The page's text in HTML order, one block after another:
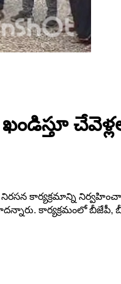
కార్యక్రమాన్ని
కార్యక్రమంలో బీజేపీ,